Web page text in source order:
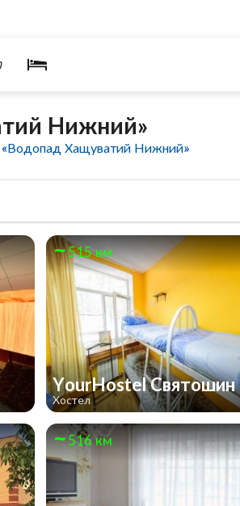
Нижний»
«Водопад Хащуватий Нижний»
515 км
YourHostel Святошин
Хостел
516 км